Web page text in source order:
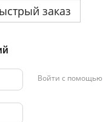
заказ
Войти с помощью